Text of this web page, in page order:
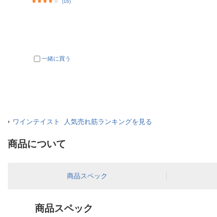
(16)
一緒に買う
ワインテイスト 人気売れ筋ランキングを見る
商品について
商品スペック
商品スペック